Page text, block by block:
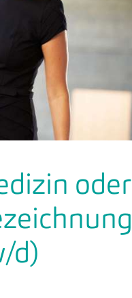
oder
d)